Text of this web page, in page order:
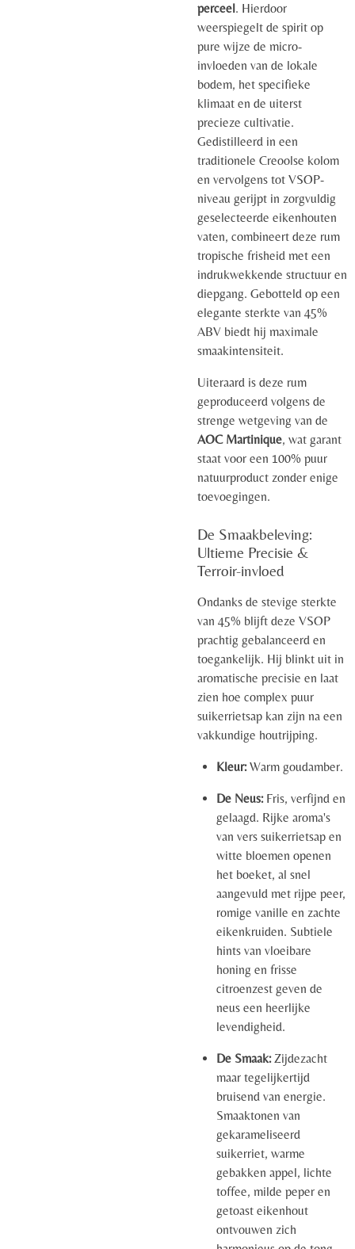
perceel. Hierdoor
weerspiegelt de spirit op
pure wijze de micro-
invloeden van de lokale
bodem, het specifieke
klimaat en de uiterst
precieze cultivatie.
Gedistilleerd in een
traditionele Creoolse kolom
en vervolgens tot VSOP-
niveau gerijpt in zorgvuldig
geselecteerde eikenhouten
vaten, combineert deze rum
tropische frisheid met een
indrukwekkende structuur en
diepgang. Gebotteld op een
elegante sterkte van 45%
ABV biedt hij maximale
smaakintensiteit.
Uiteraard is deze rum
geproduceerd volgens de
strenge wetgeving van de
AOC Martinique, wat garant
staat voor een 100% puur
natuurproduct zonder enige
toevoegingen.
De Smaakbeleving:
Ultieme Precisie &
Terroir-invloed
Ondanks de stevige sterkte
van 45% blijft deze VSOP
prachtig gebalanceerd en
toegankelijk. Hij blinkt uit in
aromatische precisie en laat
zien hoe complex puur
suikerrietsap kan zijn na een
vakkundige houtrijping.
Kleur:Warm goudamber.
De Neus:Fris, verfijnd en
gelaagd. Rijke aroma's
van vers suikerrietsap en
witte bloemen openen
het boeket, al snel
aangevuld met rijpe peer,
romige vanille en zachte
eikenkruiden. Subtiele
hints van vloeibare
honing en frisse
citroenzest geven de
neus een heerlijke
levendigheid.
De Smaak:Zijdezacht
maar tegelijkertijd
bruisend van energie.
Smaaktonen van
gekarameliseerd
suikerriet, warme
gebakken appel, lichte
toffee, milde peper en
getoast eikenhout
ontvouwen zich